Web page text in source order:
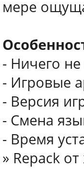
мере
- Ничего
- Игровые
- Версия
- Смена
- Время
» Repack